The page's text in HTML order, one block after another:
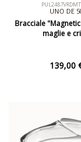
UNO DE
Bracciale
maglie e
139,00